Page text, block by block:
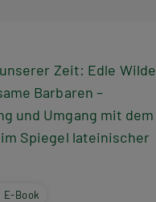
Zeit: Edle Wilde
Barbaren –
und Umgang mit dem
Spiegel lateinischer
E-Book